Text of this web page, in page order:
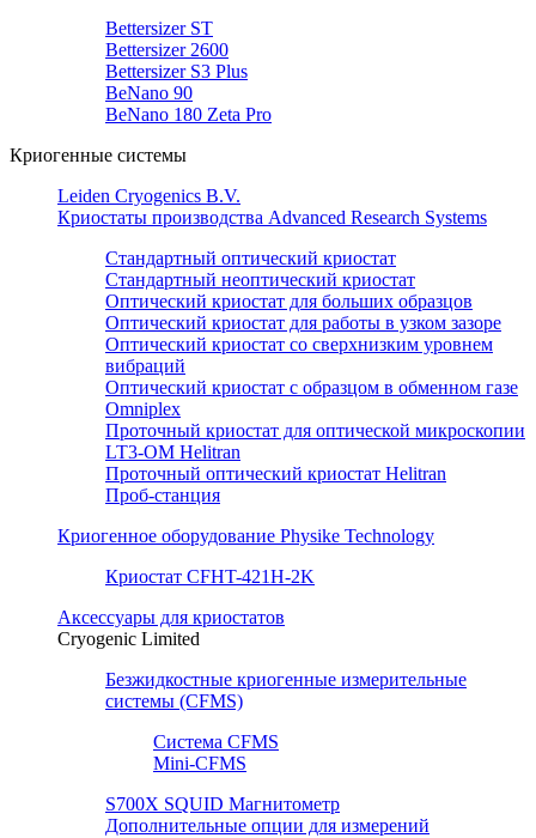
Bettersizer ST
Bettersizer 2600
Bettersizer S3 Plus
BeNano 90
BeNano 180 Zeta Pro
Криогенные системы
Leiden Cryogenics B.V.
Криостаты производства Advanced Research Systems
Стандартный оптический криостат
Стандартный неоптический криостат
Оптический криостат для больших образцов
Оптический криостат для работы в узком зазоре
Оптический криостат со сверхнизким уровнем
вибраций
Оптический криостат с образцом в обменном газе
Omniplex
Проточный криостат для оптической микроскопии
LT3-OM Helitran
Проточный оптический криостат Helitran
Проб-станция
Криогенное оборудование Physike Technology
Криостат CFHT-421H-2K
Аксессуары для криостатов
Cryogenic Limited
Безжидкостные криогенные измерительные
системы (CFMS)
Система CFMS
Mini-CFMS
S700X SQUID Магнитометр
Дополнительные опции для измерений